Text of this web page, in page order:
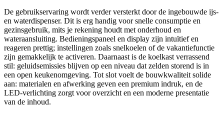
De gebruikservaring wordt verder versterkt door de ingebouwde ijs-
en waterdispenser. Dit is erg handig voor snelle consumptie en
gezinsgebruik, mits je rekening houdt met onderhoud en
wateraansluiting. Bedieningspaneel en display zijn intuïtief en
reageren prettig; instellingen zoals snelkoelen of de vakantiefunctie
zijn gemakkelijk te activeren. Daarnaast is de koelkast verrassend
stil: geluidsemissies blijven op een niveau dat zelden storend is in
een open keukenomgeving. Tot slot voelt de bouwkwaliteit solide
aan: materialen en afwerking geven een premium indruk, en de
LED-verlichting zorgt voor overzicht en een moderne presentatie
van de inhoud.